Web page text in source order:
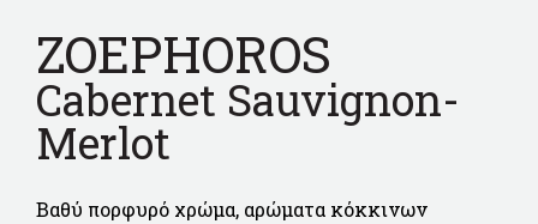
ZOEPHOROS
Cabernet Sauvignon-
Merlot
Βαθύ πορφυρό χρώμα, αρώματα κόκκινων